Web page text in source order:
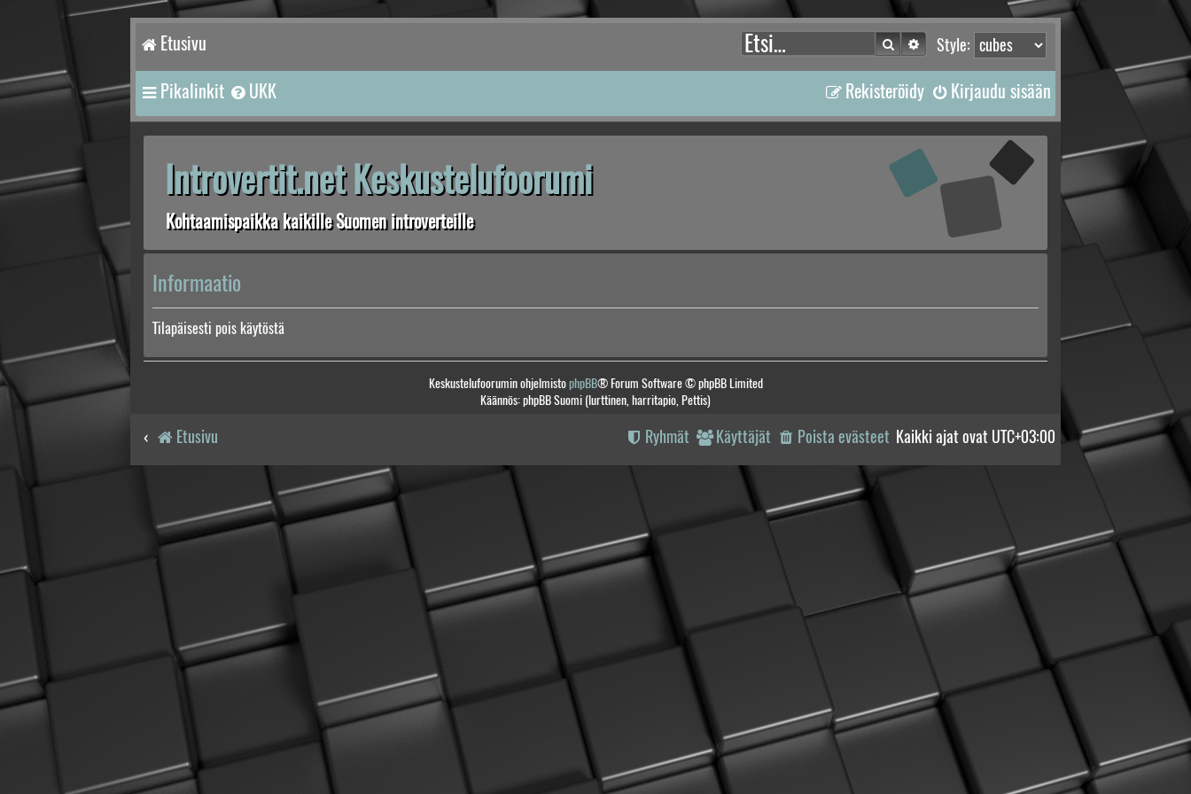
Etusivu Style:
Etsi Tarkennettu haku
Pikalinkit UKK Kirjaudu sisään
Rekisteröidy
Introvertit.net Keskustelufoorumi
Kohtaamispaikka kaikille Suomen introverteille
Informaatio
Tilapäisesti pois käytöstä
Keskustelufoorumin ohjelmistophpBB® Forum Software © phpBB Limited
Käännös: phpBB Suomi (lurttinen, harritapio, Pettis)
Etusivu Kaikki ajat ovat UTC+03:00
Poista evästeet
Käyttäjät
Ryhmät